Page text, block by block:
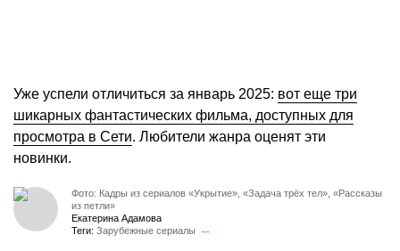
Уже успели отличиться за январь 2025: вот еще три
шикарных фантастических фильма, доступных для
просмотра в Сети. Любители жанра оценят эти
новинки.
Фото: Кадры из сериалов «Укрытие», «Задача трёх тел», «Рассказы
из петли»
Екатерина Адамова
Теги: Зарубежные сериалы